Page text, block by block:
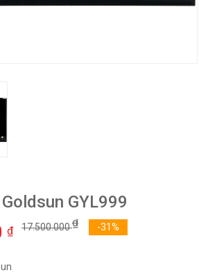
GYL999
₫ 17.500.000₫ -31%